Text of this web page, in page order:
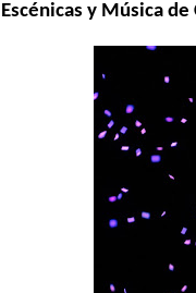
Escénicas y Música